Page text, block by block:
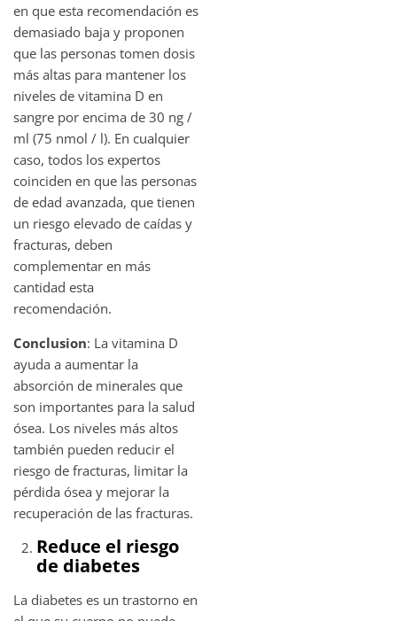
en que esta recomendación es
demasiado baja y proponen
que las personas tomen dosis
más altas para mantener los
niveles de vitamina D en
sangre por encima de 30 ng /
ml (75 nmol / l). En cualquier
caso, todos los expertos
coinciden en que las personas
de edad avanzada, que tienen
un riesgo elevado de caídas y
fracturas, deben
complementar en más
cantidad esta
recomendación.
Conclusion: La vitamina D
ayuda a aumentar la
absorción de minerales que
son importantes para la salud
ósea. Los niveles más altos
también pueden reducir el
riesgo de fracturas, limitar la
pérdida ósea y mejorar la
recuperación de las fracturas.
Reduce el riesgo
de diabetes
La diabetes es un trastorno en